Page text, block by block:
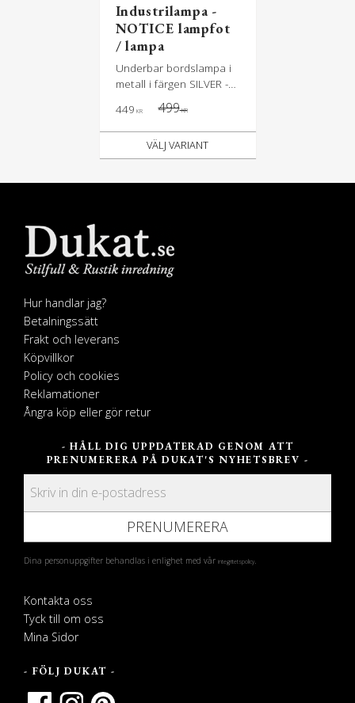
Industrilampa -
NOTICE lampfot
/ lampa
Underbar bordslampa i
metall i färgen SILVER -
industrilampa i rått silver
449 KR 499KR
Hur handlar jag?
Betalningssätt
Frakt och leverans
Köpvillkor
Policy och cookies
Reklamationer
Ångra köp eller gör retur
- HÅLL DIG UPPDATERAD GENOM ATT
PRENUMERERA PÅ DUKAT'S NYHETSBREV -
PRENUMERERA
Dina personuppgifter behandlas i enlighet med vår integritetspolicy.
Kontakta oss
Tyck till om oss
Mina Sidor
- FÖLJ DUKAT -